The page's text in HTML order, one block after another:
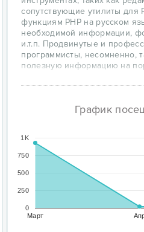
сопутствующие утилиты для
функциям PHP на русском
необходимой информации,
и.т.п. Продвинутые и
программисты, несомненно,
полезную информацию на
График
Март
0
250
500
750
1K